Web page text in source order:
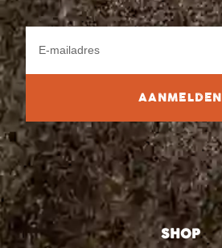
AANMELDEN
SHOP